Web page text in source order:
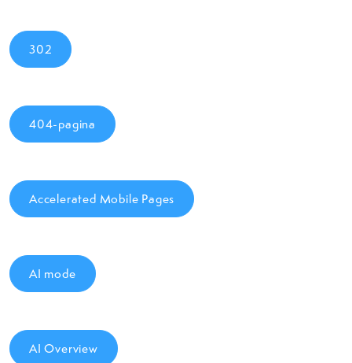
302
404-pagina
Accelerated Mobile Pages
AI mode
AI Overview